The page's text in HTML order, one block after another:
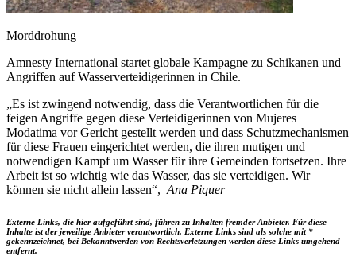
Morddrohung
Amnesty International startet globale Kampagne zu Schikanen und
Angriffen auf Wasserverteidigerinnen in Chile.
„Es ist zwingend notwendig, dass die Verantwortlichen für die
feigen Angriffe gegen diese Verteidigerinnen von Mujeres
Modatima vor Gericht gestellt werden und dass Schutzmechanismen
für diese Frauen eingerichtet werden, die ihren mutigen und
notwendigen Kampf um Wasser für ihre Gemeinden fortsetzen. Ihre
Arbeit ist so wichtig wie das Wasser, das sie verteidigen. Wir
können sie nicht allein lassen“, Ana Piquer
Externe Links, die hier aufgeführt sind, führen zu Inhalten fremder Anbieter. Für diese
Inhalte ist der jeweilige Anbieter verantwortlich. Externe Links sind als solche mit *
gekennzeichnet, bei Bekanntwerden von Rechtsverletzungen werden diese Links umgehend
entfernt.